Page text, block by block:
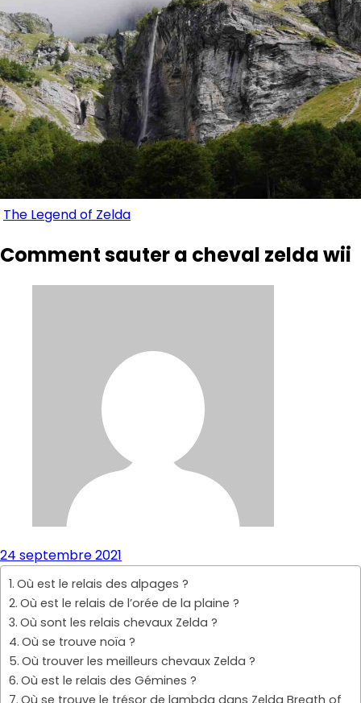
The Legend of Zelda
Comment sauter a cheval zelda wii
24 septembre 2021
Où est le relais des alpages ?
Où est le relais de l’orée de la plaine ?
Où sont les relais chevaux Zelda ?
Où se trouve noïa ?
Où trouver les meilleurs chevaux Zelda ?
Où est le relais des Gémines ?
Où se trouve le trésor de lambda dans Zelda Breath of